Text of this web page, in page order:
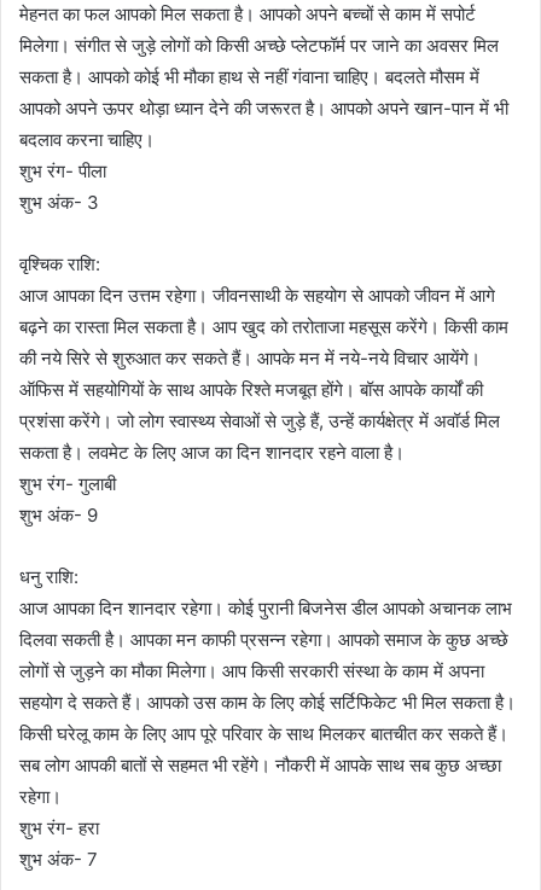
मेहनत का फल आपको मिल सकता है। आपको अपने बच्चों से काम में सपोर्ट
मिलेगा। संगीत से जुड़े लोगों को किसी अच्छे प्लेटफॉर्म पर जाने का अवसर मिल
सकता है। आपको कोई भी मौका हाथ से नहीं गंवाना चाहिए। बदलते मौसम में
आपको अपने ऊपर थोड़ा ध्यान देने की जरूरत है। आपको अपने खान-पान में भी
बदलाव करना चाहिए।
शुभ रंग- पीला
शुभ अंक- 3
वृश्चिक राशि:
आज आपका दिन उत्तम रहेगा। जीवनसाथी के सहयोग से आपको जीवन में आगे
बढ़ने का रास्ता मिल सकता है। आप खुद को तरोताजा महसूस करेंगे। किसी काम
की नये सिरे से शुरुआत कर सकते हैं। आपके मन में नये-नये विचार आयेंगे।
ऑफिस में सहयोगियों के साथ आपके रिश्ते मजबूत होंगे। बॉस आपके कार्यों की
प्रशंसा करेंगे। जो लोग स्वास्थ्य सेवाओं से जुड़े हैं, उन्हें कार्यक्षेत्र में अवॉर्ड मिल
सकता है। लवमेट के लिए आज का दिन शानदार रहने वाला है।
शुभ रंग- गुलाबी
शुभ अंक- 9
धनु राशि:
आज आपका दिन शानदार रहेगा। कोई पुरानी बिजनेस डील आपको अचानक लाभ
दिलवा सकती है। आपका मन काफी प्रसन्न रहेगा। आपको समाज के कुछ अच्छे
लोगों से जुड़ने का मौका मिलेगा। आप किसी सरकारी संस्था के काम में अपना
सहयोग दे सकते हैं। आपको उस काम के लिए कोई सर्टिफिकेट भी मिल सकता है।
किसी घरेलू काम के लिए आप पूरे परिवार के साथ मिलकर बातचीत कर सकते हैं।
सब लोग आपकी बातों से सहमत भी रहेंगे। नौकरी में आपके साथ सब कुछ अच्छा
रहेगा।
शुभ रंग- हरा
शुभ अंक- 7